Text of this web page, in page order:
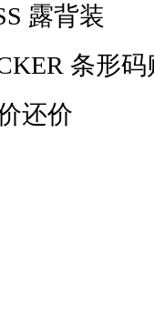
露背装
条形码
还价